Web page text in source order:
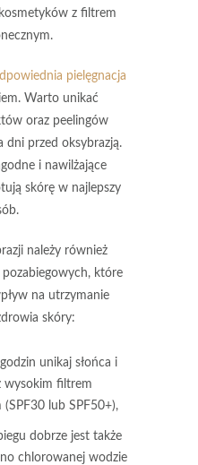
z filtrem
pielęgnacja
Warto unikać
oraz peelingów
dni przed oksybrazją.
i nawilżające
skórę w najlepszy
należy również
które
na utrzymanie
skóry:
unikaj słońca i
wysokim filtrem
(SPF30 lub SPF50+),
dobrze jest także
chlorowanej wodzie